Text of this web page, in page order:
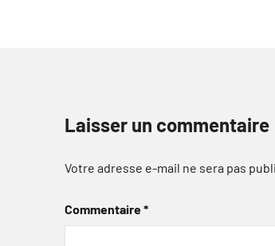
Laisser un commentaire
Votre adresse e-mail ne sera pas
Commentaire*